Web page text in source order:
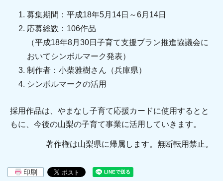
募集期間：平成18年5月14日～6月14日
応募総数：106作品
（平成18年8月30日子育て支援プラン推進協議会に
おいてシンボルマーク発表）
制作者：小柴雅樹さん（兵庫県）
シンボルマークの活用
採用作品は、やまなし子育て応援カードに使用するとと
もに、今後の山梨の子育て事業に活用していきます。
著作権は山梨県に帰属します。無断転用禁止。
印刷